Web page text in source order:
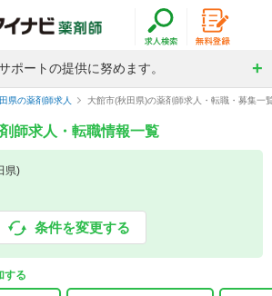
ポートの提供に努めます。
県の薬剤師求人 大館市(秋田県)の薬剤師求人・転職・募集一
師求人・転職情報一覧
県)
条件を変更する
する